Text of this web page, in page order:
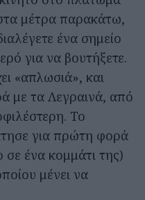
μέτρα παρακάτω,
ένα σημείο
για να βουτήξετε.
«απλωσιά», και
με τα Λεγραινά, από
Το
για πρώτη φορά
ένα κομμάτι της)
μένει να